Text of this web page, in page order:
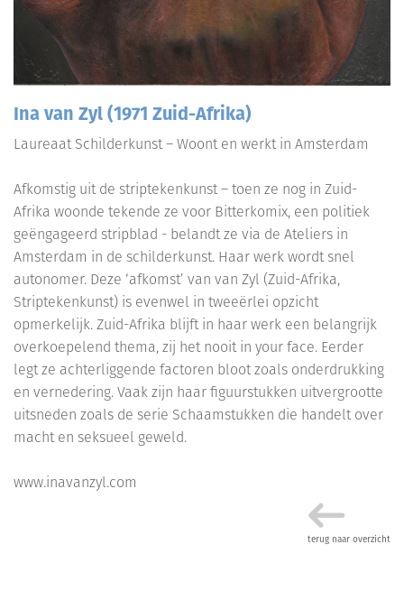
Ina van Zyl (1971 Zuid-Afrika)
Laureaat Schilderkunst – Woont en werkt in Amsterdam
Afkomstig uit de striptekenkunst – toen ze nog in Zuid-
Afrika woonde tekende ze voor Bitterkomix, een politiek
geëngageerd stripblad - belandt ze via de Ateliers in
Amsterdam in de schilderkunst. Haar werk wordt snel
autonomer. Deze ‘afkomst’ van van Zyl (Zuid-Afrika,
Striptekenkunst) is evenwel in tweeërlei opzicht
opmerkelijk. Zuid-Afrika blijft in haar werk een belangrijk
overkoepelend thema, zij het nooit in your face. Eerder
legt ze achterliggende factoren bloot zoals onderdrukking
en vernedering. Vaak zijn haar figuurstukken uitvergrootte
uitsneden zoals de serie Schaamstukken die handelt over
macht en seksueel geweld.
www.inavanzyl.com
terug naar overzicht